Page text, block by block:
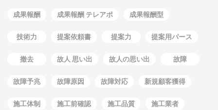
成果報酬 成果報酬 テレアポ 成果報酬型
技術力 提案依頼書 提案力 提案用パース
撤去 故人 思い出 故人の思い出 故障
故障予兆 故障原因 故障対応 新規顧客獲得
施工体制 施工前確認 施工品質 施工業者